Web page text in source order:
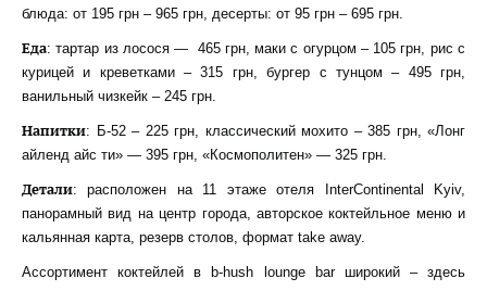
блюда: от 195 грн – 965 грн, десерты: от 95 грн – 695 грн.
Еда: тартар из лосося — 465 грн, маки с огурцом – 105 грн, рис с
курицей и креветками – 315 грн, бургер с тунцом – 495 грн,
ванильный чизкейк – 245 грн.
Напитки: Б-52 – 225 грн, классический мохито – 385 грн, «Лонг
айленд айс ти» — 395 грн, «Космополитен» — 325 грн.
Детали: расположен на 11 этаже отеля InterContinental Kyiv,
панорамный вид на центр города, авторское коктейльное меню и
кальянная карта, резерв столов, формат take away.
Ассортимент коктейлей в b-hush lounge bar широкий – здесь